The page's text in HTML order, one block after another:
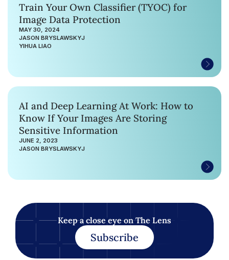
Train Your Own Classifier (TYOC) for
Image Data Protection
MAY 30, 2024
JASON BRYSLAWSKYJ
YIHUA LIAO
AI and Deep Learning At Work: How to
Know If Your Images Are Storing
Sensitive Information
JUNE 2, 2023
JASON BRYSLAWSKYJ
Keep a close eye on The Lens
Subscribe